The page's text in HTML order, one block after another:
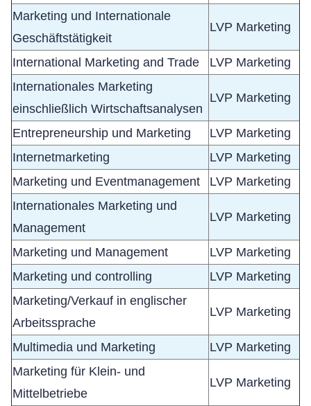
Marketing und Internationale
Geschäftstätigkeit
LVP Marketing
International Marketing and Trade
LVP Marketing
Internationales Marketing
einschließlich Wirtschaftsanalysen
LVP Marketing
Entrepreneurship und Marketing
LVP Marketing
Internetmarketing
LVP Marketing
Marketing und Eventmanagement
LVP Marketing
Internationales Marketing und
Management
LVP Marketing
Marketing und Management
LVP Marketing
Marketing und controlling
LVP Marketing
Marketing/Verkauf in englischer
Arbeitssprache
LVP Marketing
Multimedia und Marketing
LVP Marketing
Marketing für Klein- und
Mittelbetriebe
LVP Marketing